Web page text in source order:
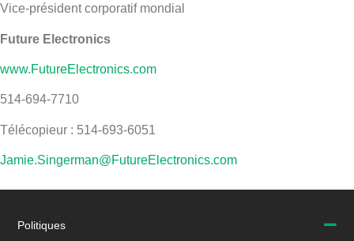
Vice-président corporatif mondial
Future Electronics
www.FutureElectronics.com
514-694-7710
Télécopieur : 514-693-6051
Jamie.Singerman@FutureElectronics.com
Politiques